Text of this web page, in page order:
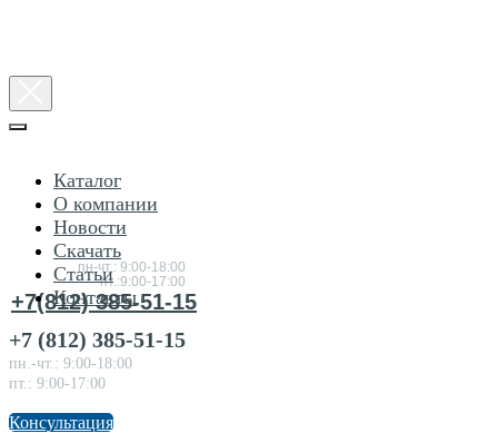
Консультация
по товарам
пн-чт.: 9:00-18:00
пт.:9:00-17:00
+7(812) 385-51-15
Каталог
О компании
Новости
Скачать
Статьи
Контакты
+7 (812) 385-51-15
пн.-чт.: 9:00-18:00
пт.: 9:00-17:00
Консультация